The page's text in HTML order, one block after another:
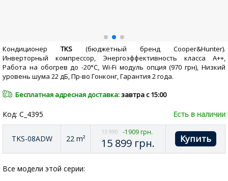
Кондиционер TKS (бюджетный бренд Сooper&Hunter).
Инверторный компрессор, Энергоэффективность класса А++,
Работа на обогрев до -20°С, Wi-Fi модуль опция (970 грн), Низкий
уровень шума 22 дБ, Пр-во Гонконг, Гарантия 2 года.
Бесплатная адресная доставка:завтра с 15:00
Код: C_4395 Есть в наличии
TKS-08ADW 22 m²
13 990 -1909 грн.
15 899 грн.
Все модели этой серии: